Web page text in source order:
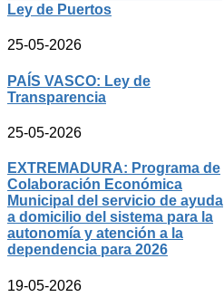
Ley de Puertos
25-05-2026
PAÍS VASCO: Ley de
Transparencia
25-05-2026
EXTREMADURA: Programa de
Colaboración Económica
Municipal del servicio de ayuda
a domicilio del sistema para la
autonomía y atención a la
dependencia para 2026
19-05-2026